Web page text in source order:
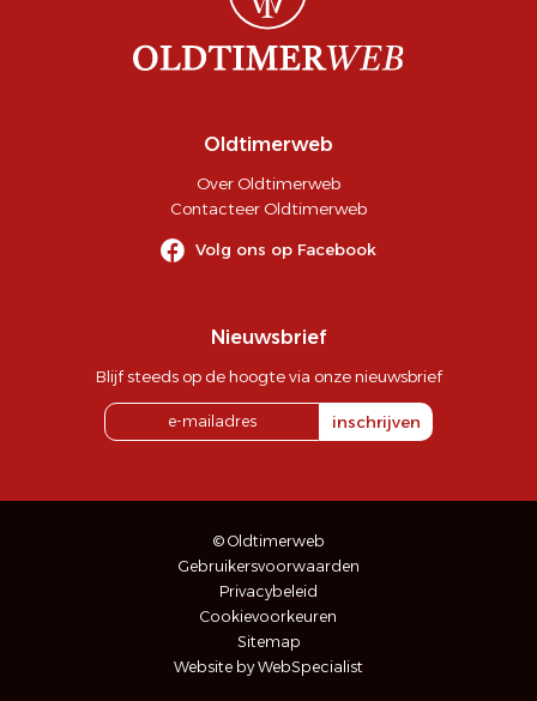
Oldtimerweb
Over Oldtimerweb
Contacteer Oldtimerweb
Volg ons op Facebook
Nieuwsbrief
Blijf steeds op de hoogte via onze nieuwsbrief
inschrijven
© Oldtimerweb
Gebruikersvoorwaarden
Privacybeleid
Cookievoorkeuren
Sitemap
Website by WebSpecialist